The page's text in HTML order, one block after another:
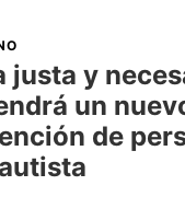
justa y
un
de